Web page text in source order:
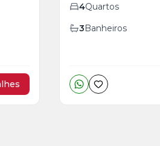
4Quartos
3Banheiros